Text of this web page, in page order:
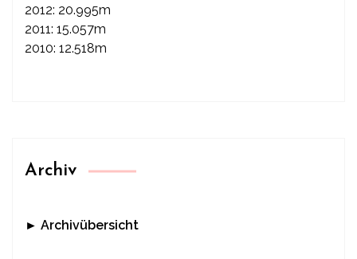
2012: 20.995m
2011: 15.057m
2010: 12.518m
Archiv
► Archivübersicht